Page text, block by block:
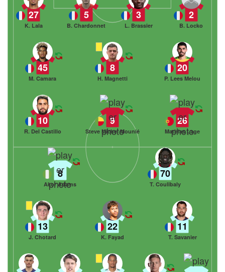
2
B. Locko
3
L. Brassier
5
B. Chardonnet
27
K. Lala
20
P. Lees Melou
8
H. Magnetti
45
M. Camara
26
Mathias Lage
9
Steve Michel Mounié
10
R. Del Castillo
13
J. Chotard
22
K. Fayad
11
T. Savanier
8
Akor Adams
70
T. Coulibaly